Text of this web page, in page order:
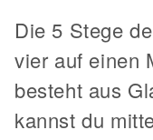
Die 5 Stege
vier auf einen
besteht aus
kannst du